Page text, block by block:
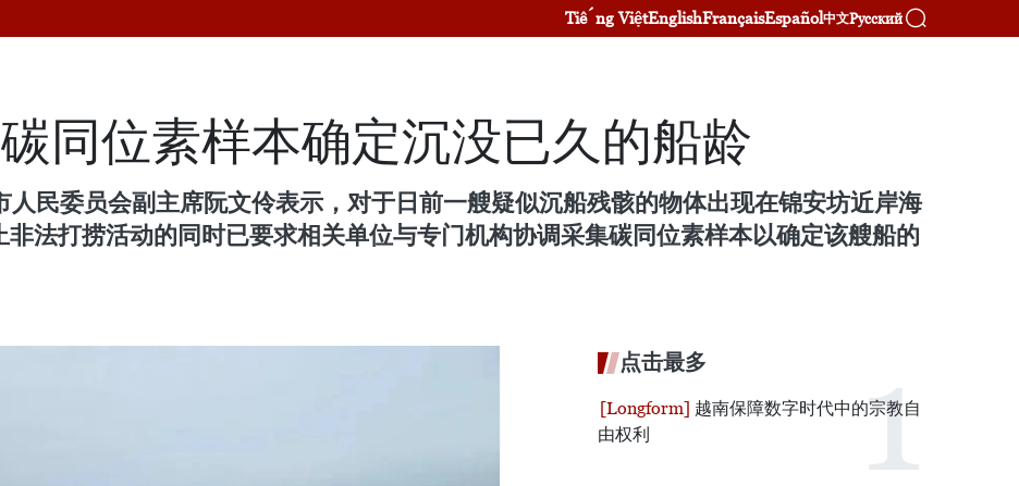
Tiếng ViệtEnglishFrançaisEspañol中文Русский
同位素样本确定沉没已久的船龄
人民委员会副主席阮文伶表示，对于日前一艘疑似沉船残骸的物体出现在锦安坊近岸海
法打捞活动的同时已要求相关单位与专门机构协调采集碳同位素样本以确定该艘船的
点击最多
越南保障数字时代中的宗教自
由权利